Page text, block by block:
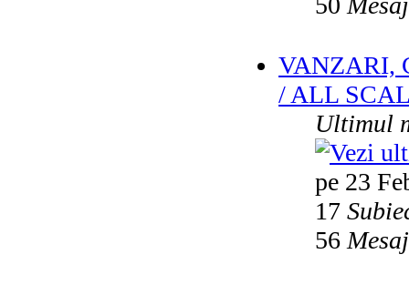
VANZARI,
/ ALL
Ultimul
pe 23
17
56